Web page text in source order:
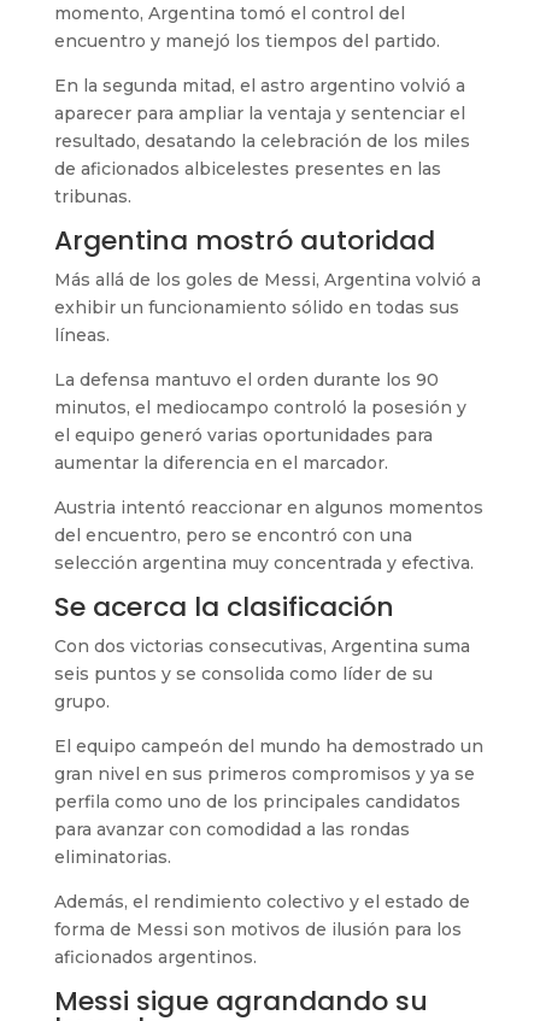
momento, Argentina tomó el control del
encuentro y manejó los tiempos del partido.
En la segunda mitad, el astro argentino volvió a
aparecer para ampliar la ventaja y sentenciar el
resultado, desatando la celebración de los miles
de aficionados albicelestes presentes en las
tribunas.
Argentina mostró autoridad
Más allá de los goles de Messi, Argentina volvió a
exhibir un funcionamiento sólido en todas sus
líneas.
La defensa mantuvo el orden durante los 90
minutos, el mediocampo controló la posesión y
el equipo generó varias oportunidades para
aumentar la diferencia en el marcador.
Austria intentó reaccionar en algunos momentos
del encuentro, pero se encontró con una
selección argentina muy concentrada y efectiva.
Se acerca la clasificación
Con dos victorias consecutivas, Argentina suma
seis puntos y se consolida como líder de su
grupo.
El equipo campeón del mundo ha demostrado un
gran nivel en sus primeros compromisos y ya se
perfila como uno de los principales candidatos
para avanzar con comodidad a las rondas
eliminatorias.
Además, el rendimiento colectivo y el estado de
forma de Messi son motivos de ilusión para los
aficionados argentinos.
Messi sigue agrandando su